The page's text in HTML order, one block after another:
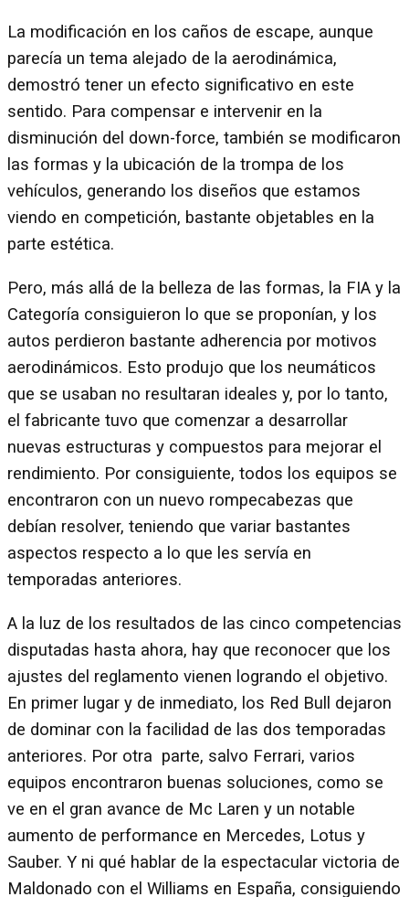
La modificación en los caños de escape, aunque
parecía un tema alejado de la aerodinámica,
demostró tener un efecto significativo en este
sentido. Para compensar e intervenir en la
disminución del down-force, también se modificaron
las formas y la ubicación de la trompa de los
vehículos, generando los diseños que estamos
viendo en competición, bastante objetables en la
parte estética.
Pero, más allá de la belleza de las formas, la FIA y la
Categoría consiguieron lo que se proponían, y los
autos perdieron bastante adherencia por motivos
aerodinámicos. Esto produjo que los neumáticos
que se usaban no resultaran ideales y, por lo tanto,
el fabricante tuvo que comenzar a desarrollar
nuevas estructuras y compuestos para mejorar el
rendimiento. Por consiguiente, todos los equipos se
encontraron con un nuevo rompecabezas que
debían resolver, teniendo que variar bastantes
aspectos respecto a lo que les servía en
temporadas anteriores.
A la luz de los resultados de las cinco competencias
disputadas hasta ahora, hay que reconocer que los
ajustes del reglamento vienen logrando el objetivo.
En primer lugar y de inmediato, los Red Bull dejaron
de dominar con la facilidad de las dos temporadas
anteriores. Por otra parte, salvo Ferrari, varios
equipos encontraron buenas soluciones, como se
ve en el gran avance de Mc Laren y un notable
aumento de performance en Mercedes, Lotus y
Sauber. Y ni qué hablar de la espectacular victoria de
Maldonado con el Williams en España, consiguiendo